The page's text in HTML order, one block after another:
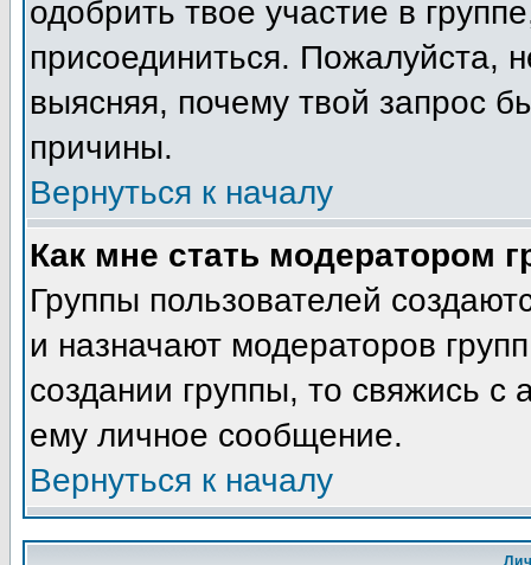
одобрить твое участие в
присоединиться. Пожалуйста,
выясняя, почему твой запрос
причины.
Вернуться к началу
Как мне стать модератором
Группы пользователей
и назначают модераторов
создании группы, то свяжись с
ему личное сообщение.
Вернуться к началу